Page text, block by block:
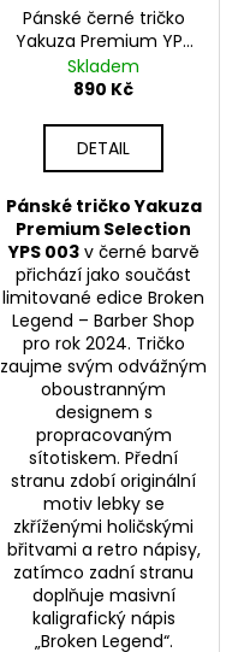
Pánské černé tričko
Yakuza Premium YPS
003 – Barber Shop
Skladem
890 Kč
DETAIL
Pánské tričko Yakuza
Premium Selection
YPS 003v černé barvě
přichází jako součást
limitované edice Broken
Legend – Barber Shop
pro rok 2024. Tričko
zaujme svým odvážným
oboustranným
designem s
propracovaným
sítotiskem. Přední
stranu zdobí originální
motiv lebky se
zkříženými holičskými
břitvami a retro nápisy,
zatímco zadní stranu
doplňuje masivní
kaligrafický nápis
„Broken Legend“.